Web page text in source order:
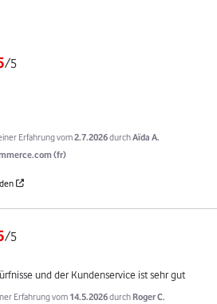
/5
Erfahrung vom2.7.2026durchAïda A.
(fr)
/5
und der Kundenservice ist sehr gut
Erfahrung vom 14.5.2026durch Roger C.